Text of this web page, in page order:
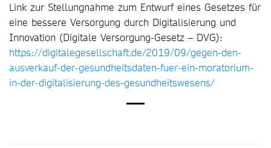
Link zur Stellungnahme zum Entwurf eines Gesetzes für
eine bessere Versorgung durch Digitalisierung und
Innovation (Digitale Versorgung-Gesetz – DVG):
https://digitalegesellschaft.de/2019/09/gegen-den-
ausverkauf-der-gesundheitsdaten-fuer-ein-moratorium-
in-der-digitalisierung-des-gesundheitswesens/